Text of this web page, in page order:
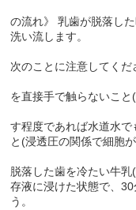
《
の流れ》 乳歯が脱落し
洗い流
そ
次のことに注意してくだ
①
を直接手で触らないこ
②
す程度であれば水道水で
と(浸透圧の関係で細胞
そ
脱落した歯を冷たい牛
存液に浸けた状態で、
う